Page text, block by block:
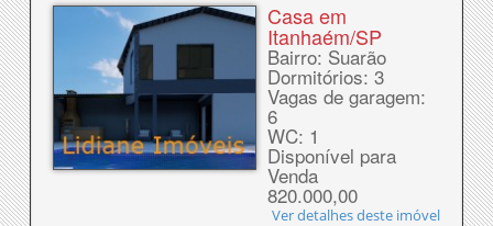
Casa em
Itanhaém/SP
Bairro: Suarão
Dormitórios: 3
Vagas de garagem:
6
WC: 1
Disponível para
Venda
820.000,00
Ver detalhes deste imóvel